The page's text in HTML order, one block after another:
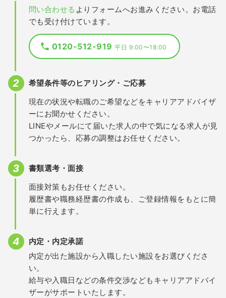
問い合わせる よりフォームへお進みください。お電話
でも受け付けています。
0120-512-919平日 9:00〜18:00
希望条件等のヒアリング・ご応募
現在の状況や転職のご希望などをキャリアアドバイザ
ーにお聞かせください。
LINEやメールにて届いた求人の中で気になる求人が見
つかったら、応募の調整はお任せください。
書類選考・面接
面接対策もお任せください。
履歴書や職務経歴書の作成も、ご登録情報をもとに簡
単に行えます。
内定・内定承諾
内定が出た施設から入職したい施設をお選びくださ
い。
給与や入職日などの条件交渉などもキャリアアドバイ
ザーがサポートいたします。